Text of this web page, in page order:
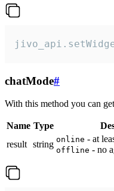
chatMode#
With this method you can
Name Type
result string online - at
offline - no